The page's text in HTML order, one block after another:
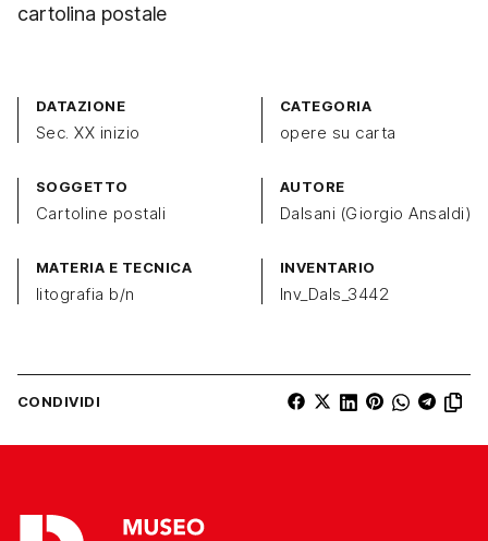
cartolina postale
DATAZIONE
Sec. XX inizio
CATEGORIA
opere su carta
SOGGETTO
Cartoline postali
AUTORE
Dalsani (Giorgio Ansaldi)
MATERIA E TECNICA
litografia b/n
INVENTARIO
Inv_Dals_3442
CONDIVIDI